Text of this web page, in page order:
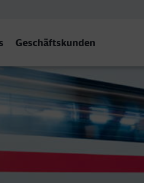
Geschäftskunden
West, Jena